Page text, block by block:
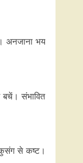
अनजाना भय
बचें। संभावित
कुसंग से कष्ट।